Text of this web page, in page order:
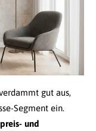
gut aus,
Segment ein.
und